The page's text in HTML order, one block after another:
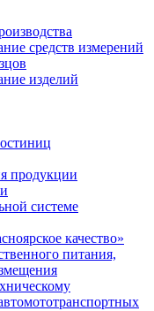
средств измерений
изделий
продукции
системе
качество»
питания,